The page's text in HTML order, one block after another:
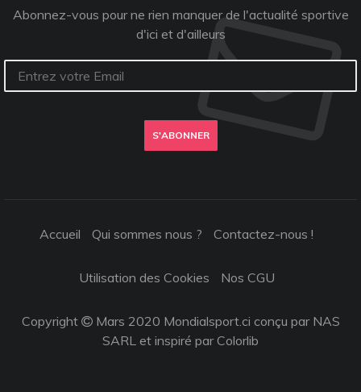
Abonnez-vous pour ne rien manquer de l'actualité sportive
d'ici et d'ailleurs
S'ABONNER
Accueil Qui sommes nous ? Contactez-nous !
Utilisation des Cookies Nos CGU
Copyright
Mars 2020 Mondialsport.ci conçu par NAS
SARL et inspiré parColorlib